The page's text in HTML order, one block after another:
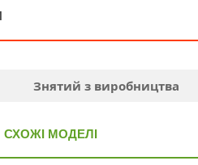
Знятий з виробництва
СХОЖІ МОДЕЛІ